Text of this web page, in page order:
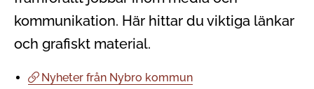
kommunikation. Här hittar du viktiga länkar
och grafiskt material.
Nyheter från Nybro kommun